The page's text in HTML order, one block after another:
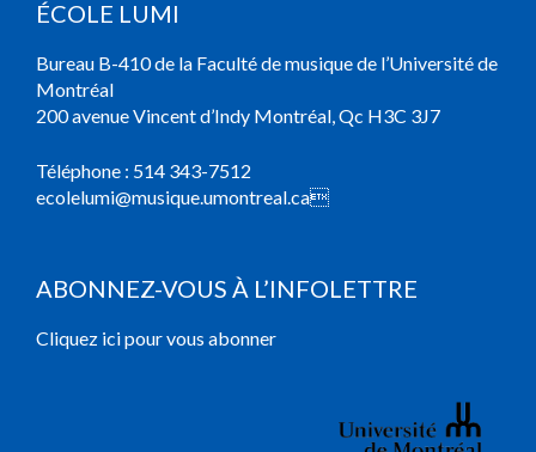
ÉCOLE LUMI
Bureau B-410 de la Faculté de musique de l’Université de
Montréal
200 avenue Vincent d’Indy Montréal, Qc H3C 3J7
Téléphone : 514 343-7512
ecolelumi@musique.umontreal.ca
ABONNEZ-VOUS À L’INFOLETTRE
Cliquez ici pour vous abonner